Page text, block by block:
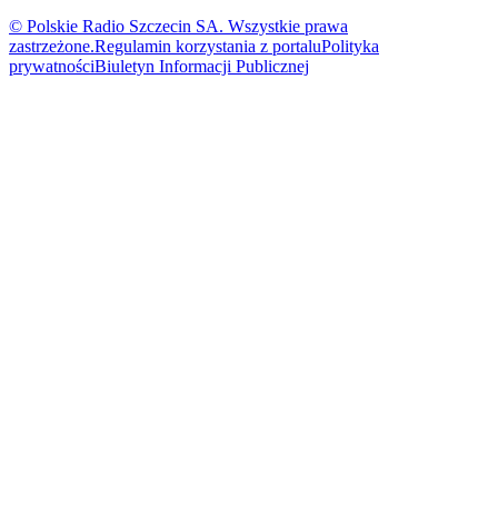
© Polskie Radio Szczecin SA. Wszystkie prawa
zastrzeżone.Regulamin korzystania z portaluPolityka
prywatnościBiuletyn Informacji Publicznej